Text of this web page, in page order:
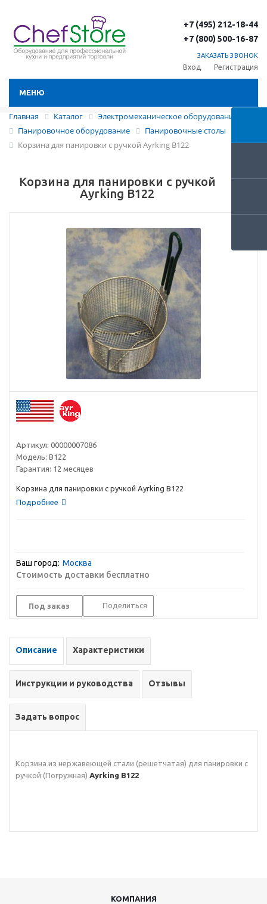
+7 (495) 212-18-44
+7 (800) 500-16-87
ЗАКАЗАТЬ ЗВОНОК
Вход Регистрация
МЕНЮ
Главная Каталог
Электромеханическое оборудование
Панировочное оборудование
Панировочные столы
Корзина для панировки с ручкой Ayrking B122
Корзина для панировки с ручкой
Ayrking B122
Артикул: 00000007086
Модель: B122
Гарантия: 12 месяцев
Корзина для панировки с ручкой Ayrking B122
Подробнее
Ваш город: Москва
Стоимость доставки бесплатно
Под заказ Поделиться
Описание Характеристики
Инструкции и руководства Отзывы
Задать вопрос
Корзина из нержавеющей стали (решетчатая) для панировки с
ручкой (Погружная) Ayrking B122
КОМПАНИЯ